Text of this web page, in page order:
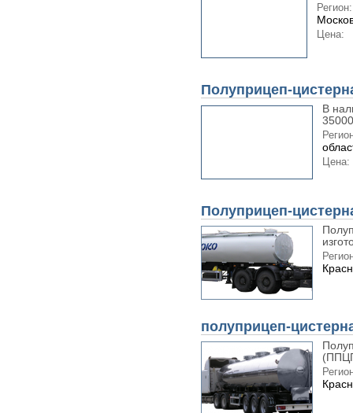
Регион:
Цена:
Полуприцеп-
В
Цена:
Полуприцеп-
полуприцеп-